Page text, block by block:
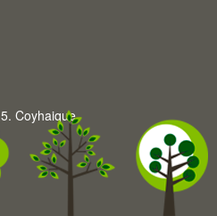
Coyhaique